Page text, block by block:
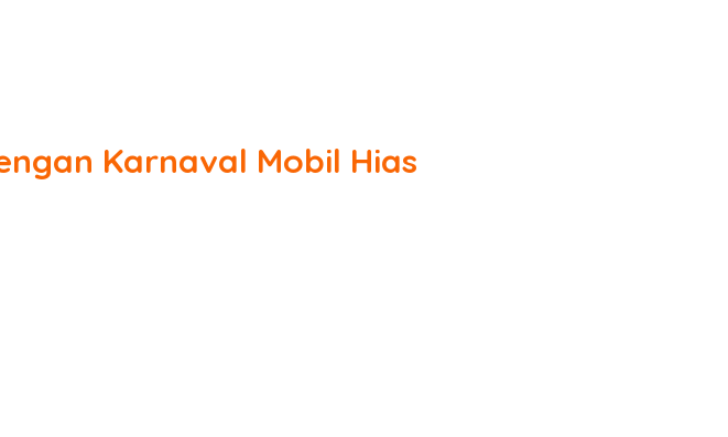
Karnaval Mobil Hias